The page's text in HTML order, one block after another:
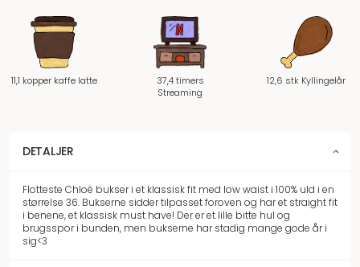
11,1 kopper kaffe latte
37,4 timers
Streaming
12,6 stk Kyllingelår
DETALJER
Flotteste Chloé bukser i et klassisk fit med low waist i 100% uld i en
størrelse 36. Bukserne sidder tilpasset foroven og har et straight fit
i benene, et klassisk must have! Der er et lille bitte hul og
brugsspor i bunden, men bukserne har stadig mange gode år i
sig<3